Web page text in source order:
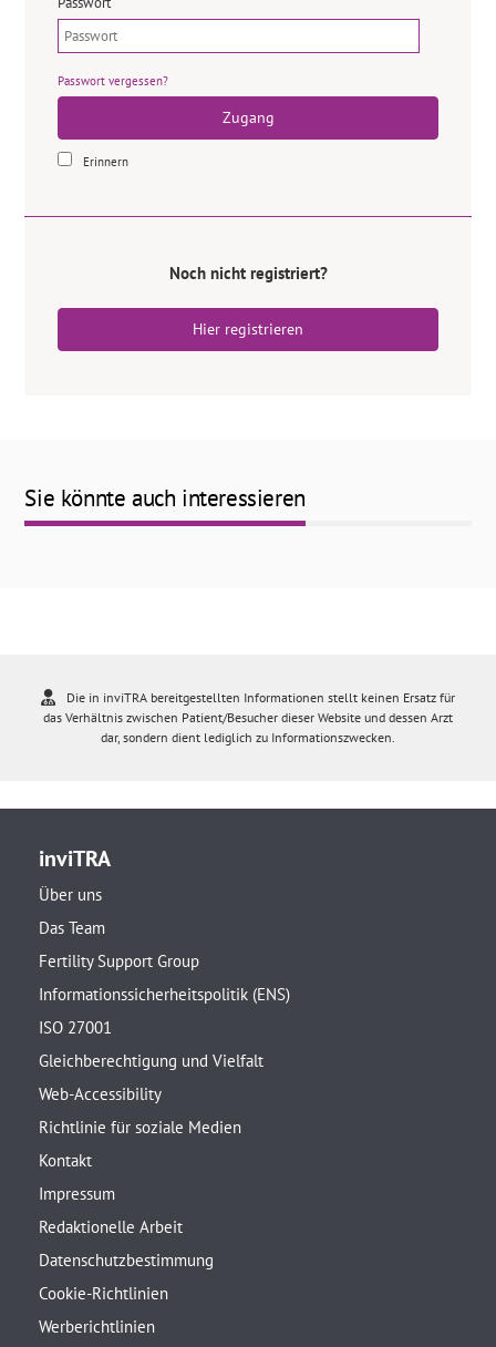
Passwort vergessen?
Zugang
Erinnern
Noch nicht registriert?
Hier registrieren
Sie könnte auch interessieren
Die in inviTRA bereitgestellten Informationen stellt keinen Ersatz für
das Verhältnis zwischen Patient/Besucher dieser Website und dessen Arzt
dar, sondern dient lediglich zu Informationszwecken.
inviTRA
Über uns
Das Team
Fertility Support Group
Informationssicherheitspolitik (ENS)
ISO 27001
Gleichberechtigung und Vielfalt
Web-Accessibility
Richtlinie für soziale Medien
Kontakt
Impressum
Redaktionelle Arbeit
Datenschutzbestimmung
Cookie-Richtlinien
Werberichtlinien